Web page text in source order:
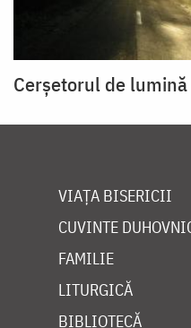
Cerşetorul de lumină
VIAȚA BISERICII
CUVINTE
FAMILIE
LITURGICĂ
BIBLIOTECĂ